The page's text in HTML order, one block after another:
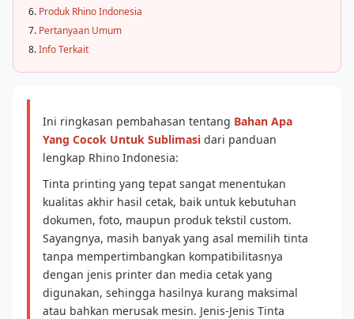
Produk Rhino Indonesia
Pertanyaan Umum
Info Terkait
Ini ringkasan pembahasan tentang Bahan Apa
Yang Cocok Untuk Sublimasi dari panduan
lengkap Rhino Indonesia:
Tinta printing yang tepat sangat menentukan
kualitas akhir hasil cetak, baik untuk kebutuhan
dokumen, foto, maupun produk tekstil custom.
Sayangnya, masih banyak yang asal memilih tinta
tanpa mempertimbangkan kompatibilitasnya
dengan jenis printer dan media cetak yang
digunakan, sehingga hasilnya kurang maksimal
atau bahkan merusak mesin. Jenis-Jenis Tinta